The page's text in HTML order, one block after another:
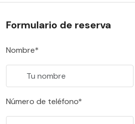
Formulario de reserva
Nombre*
Número de teléfono*